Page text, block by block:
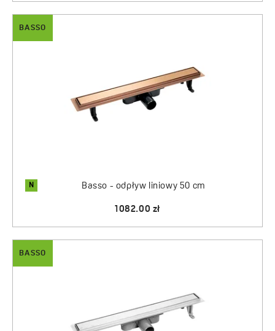
BASSO
N Basso - odpływ liniowy 50 cm
1082.00 zł
BASSO